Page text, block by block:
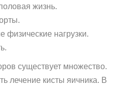
жизнь.
нагрузки.
существует множество.
лечение кисты яичника. В